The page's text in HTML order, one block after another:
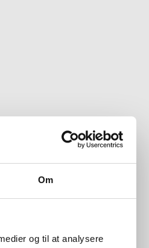
Om
og til at analysere